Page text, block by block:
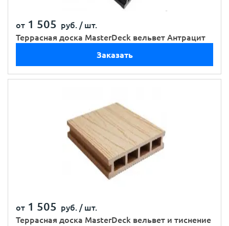
от 1 505 руб. / шт.
Террасная доска MasterDeck вельвет Антрацит
Заказать
от 1 505 руб. / шт.
Террасная доска MasterDeck вельвет и тиснение